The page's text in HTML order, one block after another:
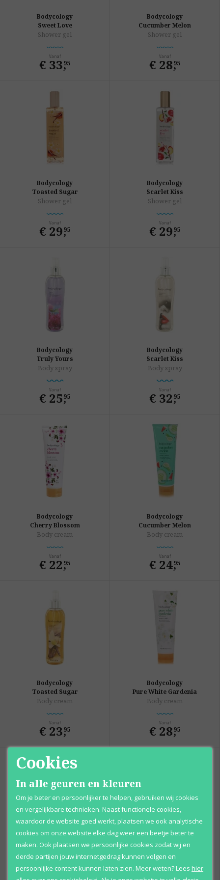
Bodycology
Sweet Love
Shower gel
Vanaf
€ 33,
95
Bodycology
Cucumber Melon
Shower gel
Vanaf
€ 28,
95
Bodycology
Toasted Sugar
Shower gel
Vanaf
€ 29,
95
Bodycology
Scarlet Kiss
Shower gel
Vanaf
€ 29,
95
Bodycology
Truly Yours
Body spray
Vanaf
€ 25,
95
Bodycology
Scarlet Kiss
Body spray
Vanaf
€ 32,
95
Bodycology
Cherry Blossom
Body cream
Vanaf
€ 22,
95
Bodycology
Cucumber Melon
Body cream
Vanaf
€ 24,
95
Bodycology
Toasted Sugar
Body cream
Vanaf
€ 23,
95
Bodycology
Pure White Gardenia
Body cream
Vanaf
€ 28,
95
Bodycology
Truly Yours
Body cream
Bodycology
Coconut Hibiscus
Body cream
Cookies
In alle geuren en kleuren
Om je beter en persoonlijker te helpen, gebruiken wij cookies
en vergelijkbare technieken. Naast functionele cookies,
waardoor de website goed werkt, plaatsen we ook analytische
cookies om onze website elke dag weer een beetje beter te
maken. Ook plaatsen we persoonlijke cookies zodat wij en
derde partijen jouw internetgedrag kunnen volgen en
persoonlijke content kunnen laten zien. Meer weten?Lees hier